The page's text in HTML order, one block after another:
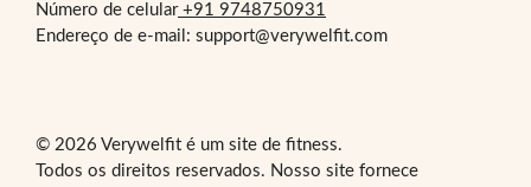
Número de celular+91 9748750931
Endereço de e-mail: support@verywelfit.com
© 2026 Verywelfit é um site de fitness.
Todos os direitos reservados. Nosso site fornece